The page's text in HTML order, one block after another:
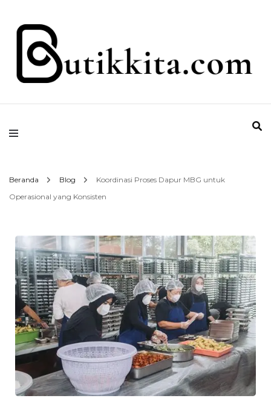
butikkita.com
Beranda Blog
Koordinasi Proses Dapur MBG untuk
Operasional yang Konsisten